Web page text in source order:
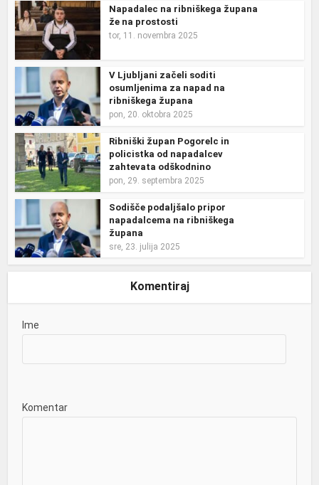
Napadalec na ribniškega župana
že na prostosti
tor, 11. novembra 2025
V Ljubljani začeli soditi
osumljenima za napad na
ribniškega župana
pon, 20. oktobra 2025
Ribniški župan Pogorelc in
policistka od napadalcev
zahtevata odškodnino
pon, 29. septembra 2025
Sodišče podaljšalo pripor
napadalcema na ribniškega
župana
sre, 23. julija 2025
Komentiraj
Ime
Komentar